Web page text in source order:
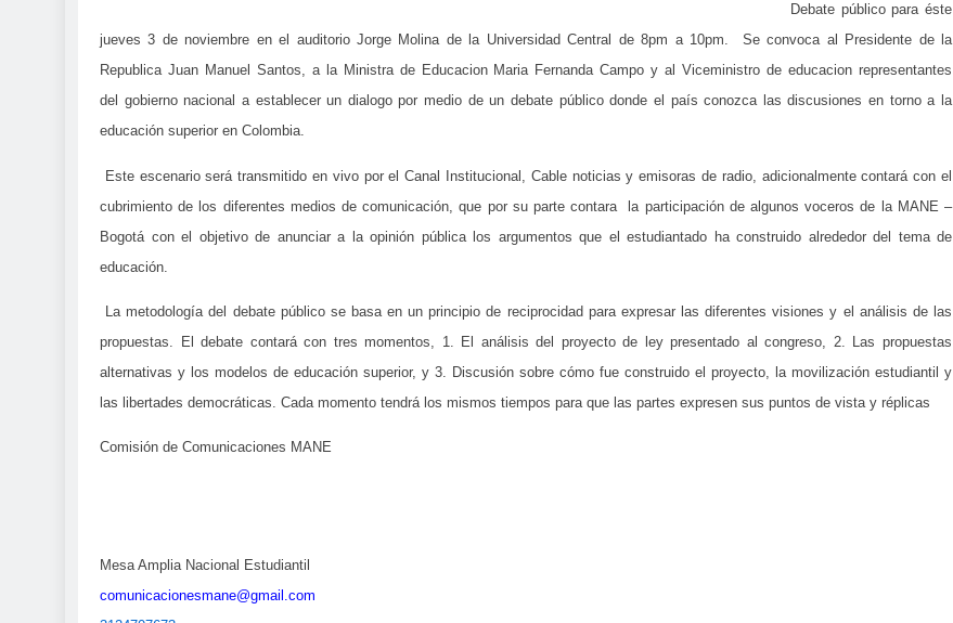
Debate público para éste
jueves 3 de noviembre en el auditorio Jorge Molina de la Universidad Central de 8pm a 10pm. Se convoca al Presidente de la
Republica Juan Manuel Santos, a la Ministra de Educacion Maria Fernanda Campo y al Viceministro de educacion representantes
del gobierno nacional a establecer un dialogo por medio de un debate público donde el país conozca las discusiones en torno a la
educación superior en Colombia.
Este escenario será transmitido en vivo por el Canal Institucional, Cable noticias y emisoras de radio, adicionalmente contará con el
cubrimiento de los diferentes medios de comunicación, que por su parte contara la participación de algunos voceros de la MANE –
Bogotá con el objetivo de anunciar a la opinión pública los argumentos que el estudiantado ha construido alrededor del tema de
educación.
La metodología del debate público se basa en un principio de reciprocidad para expresar las diferentes visiones y el análisis de las
propuestas. El debate contará con tres momentos, 1. El análisis del proyecto de ley presentado al congreso, 2. Las propuestas
alternativas y los modelos de educación superior, y 3. Discusión sobre cómo fue construido el proyecto, la movilización estudiantil y
las libertades democráticas. Cada momento tendrá los mismos tiempos para que las partes expresen sus puntos de vista y réplicas
Comisión de Comunicaciones MANE
Mesa Amplia Nacional Estudiantil
comunicacionesmane@gmail.com